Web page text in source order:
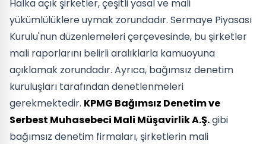
Halka açık şirketler, çeşitli yasal ve mali
yükümlülüklere uymak zorundadır. Sermaye Piyasası
Kurulu'nun düzenlemeleri çerçevesinde, bu şirketler
mali raporlarını belirli aralıklarla kamuoyuna
açıklamak zorundadır. Ayrıca, bağımsız denetim
kuruluşları tarafından denetlenmeleri
gerekmektedir. KPMG Bağımsız Denetim ve
Serbest Muhasebeci Mali Müşavirlik A.Ş.gibi
bağımsız denetim firmaları, şirketlerin mali